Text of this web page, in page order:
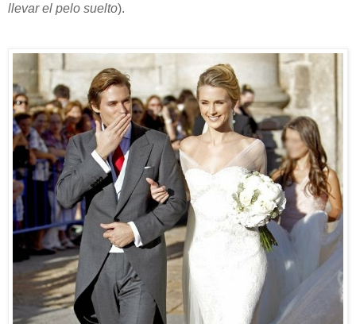
llevar el pelo suelto).